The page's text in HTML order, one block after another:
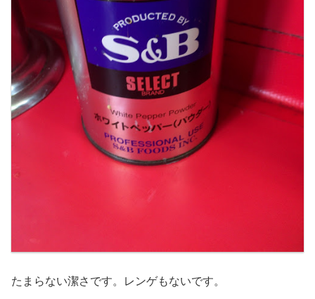
たまらない潔さです。レンゲもないです。